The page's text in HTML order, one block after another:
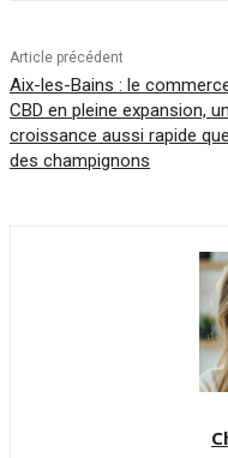
Article précédent
Aix-les-Bains : le
CBD en pleine expansion,
croissance aussi rapide que
des champignons